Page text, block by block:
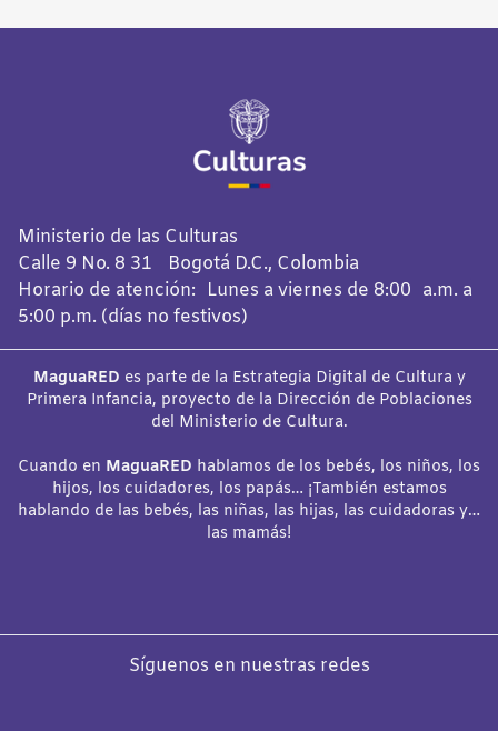
Ministerio de las Culturas
Calle 9 No. 8 31 Bogotá D.C., Colombia
Horario de atención: Lunes a viernes de 8:00 a.m. a
5:00 p.m. (días no festivos)
MaguaRED es parte de la Estrategia Digital de Cultura y
Primera Infancia, proyecto de la Dirección de Poblaciones
del Ministerio de Cultura.
Cuando en MaguaRED hablamos de los bebés, los niños, los
hijos, los cuidadores, los papás… ¡También estamos
hablando de las bebés, las niñas, las hijas, las cuidadoras y…
las mamás!
Síguenos en nuestras redes